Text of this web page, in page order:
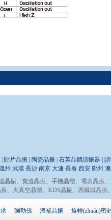
片晶振 | 陶瓷晶振 | 石英晶體諧振器 |
州 武漢 長沙 南京 大連 長春 西安 鄭州
晶振、 寬溫晶振、 手機晶體、 電表晶振、
、 大真空晶體、 KDS晶振、 西鐵城晶振
彌勒佛 溫補晶振 旋轉(zhuǎn)密